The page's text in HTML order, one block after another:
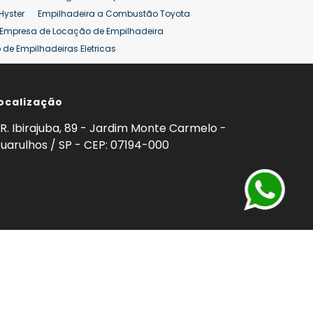
Empilhadeira a Combustão Toyota
Empresa de Locação de Empilhadeira
Empilhadeiras Eletricas
de Empilhadeiras
Empilhadeira Hyster
ton Venda Empilhadeiras 25 ton
R. Ibirajuba, 89 - Jardim Monte Carmelo -
/ SP - CEP: 07194-000